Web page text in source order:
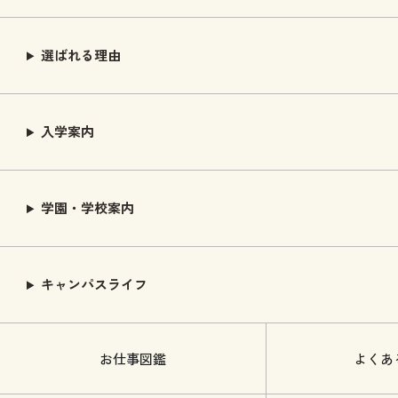
選ばれる理由
入学案内
学園・学校案内
キャンパスライフ
お仕事図鑑 よく